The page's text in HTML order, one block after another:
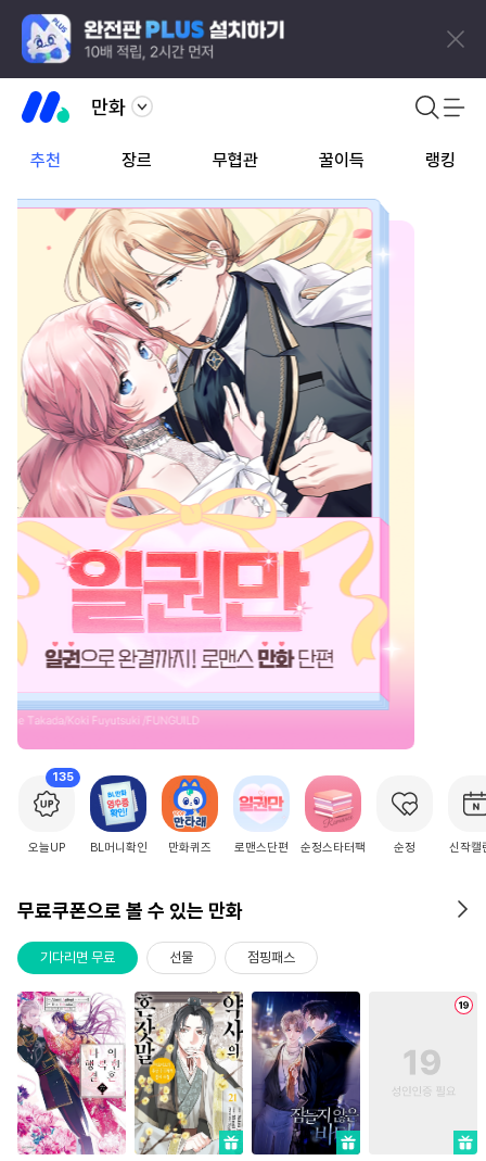
만화
추천 장르 무협관 꿀이득 랭킹
135
오늘UP BL머니확인 만화퀴즈 로맨스단편 순정스타터팩 순정 신작캘
무료쿠폰으로 볼 수 있는 만화
기다리면 무료 선물 점핑패스